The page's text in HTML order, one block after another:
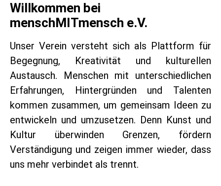
Willkommen bei
menschMITmensch e.V.
Unser Verein versteht sich als Plattform für
Begegnung, Kreativität und kulturellen
Austausch. Menschen mit unterschiedlichen
Erfahrungen, Hintergründen und Talenten
kommen zusammen, um gemeinsam Ideen zu
entwickeln und umzusetzen. Denn Kunst und
Kultur überwinden Grenzen, fördern
Verständigung und zeigen immer wieder, dass
uns mehr verbindet als trennt.